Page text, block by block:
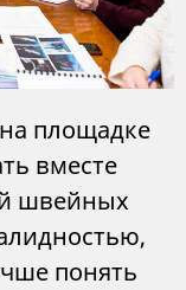
площадке
вместе
швейных
понять